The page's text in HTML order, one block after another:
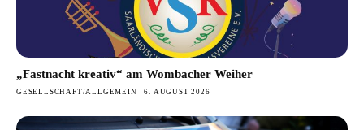
„Fastnacht kreativ“ am Wombacher Weiher
GESELLSCHAFT/ALLGEMEIN 6. AUGUST 2026